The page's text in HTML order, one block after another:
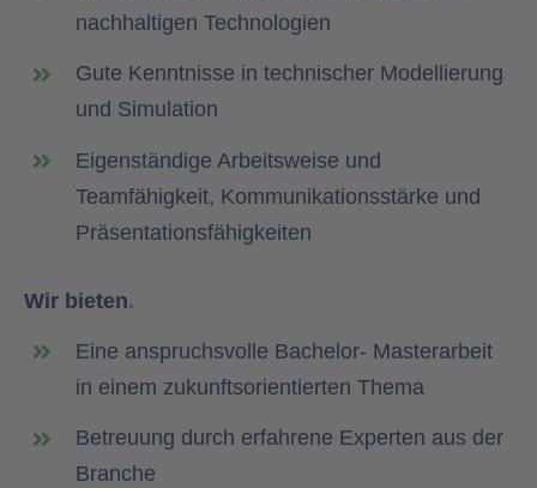
nachhaltigen Technologien
Gute Kenntnisse in technischer Modellierung
und Simulation
Eigenständige Arbeitsweise und
Teamfähigkeit, Kommunikationsstärke und
Präsentationsfähigkeiten
Wir bieten.
Eine anspruchsvolle Bachelor- Masterarbeit
in einem zukunftsorientierten Thema
Betreuung durch erfahrene Experten aus der
Branche